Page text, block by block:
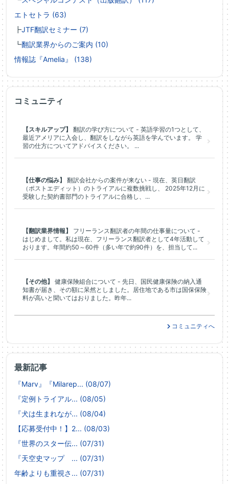
エトセトラ (63)
┣JTF翻訳セミナー (7)
┗翻訳業界からのご案内 (10)
情報誌『Amelia』 (138)
最新記事
『Marv』『Milarep... (08/07)
『定例トライアル... (08/05)
『犬は生まれなが... (08/04)
【応募受付中！】2... (08/03)
『世界のスター伝... (07/31)
『天空史マップ ... (07/31)
年齢よりも重視さ... (07/31)
コミュニティ
【スキルアップ】
翻訳の学び方について - 英語学習の1つとして、
最近アメリアに入会し、翻訳をしながら英語を学んでいます。 学
習の仕方についてアドバイスください。 ...
【仕事の悩み】
翻訳会社からの案件が来ない - 現在、英日翻訳
（ポストエディット）のトライアルに複数挑戦し、 2025年12月に
受験した契約書部門のトライアルに合格し、...
【翻訳業界情報】
フリーランス翻訳者の年間の仕事量について -
はじめまして。私は現在、フリーランス翻訳者として4年活動して
おります。年間約50～60件（多い年で約90件）を、担当して...
【その他】
健康保険組合について - 先日、国民健康保険の納入通
知書が届き、その額に呆然としました。居住地である市は国保保険
料が高いと聞いてはおりました。昨年...
コミュニティへ